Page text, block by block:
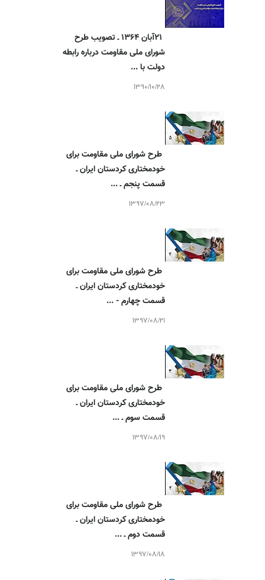
۲۱آبان ۱۳۶۴ ـ تصویب طرح
شورای ملی مقاومت درباره رابطه
دولت با ...
1390/10/28
طرح شورای ملی مقاومت برای
خودمختاری کردستان ایران ـ
قسمت پنجم ـ ...
1397/08/23
طرح شورای ملی مقاومت برای
خودمختاری کردستان ایران ـ
قسمت چهارم - ...
1397/08/21
طرح شورای ملی مقاومت برای
خودمختاری کردستان ایران ـ
قسمت سوم ـ ...
1397/08/19
طرح شورای ملی مقاومت برای
خودمختاری کردستان ایران ـ
قسمت دوم ـ ...
1397/08/18